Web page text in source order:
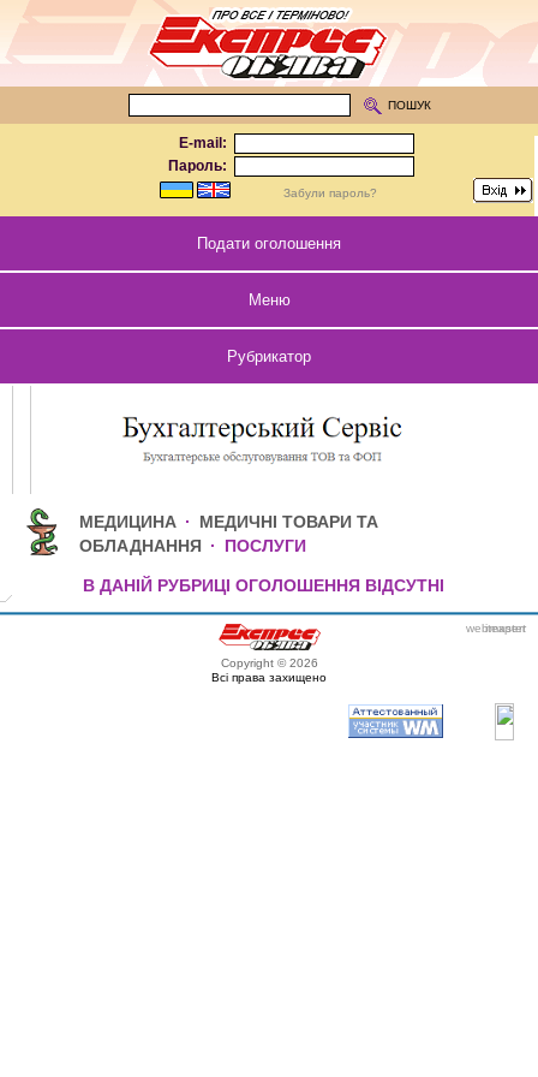
E-mail:
Пароль:
Забули пароль?
ПОШУК
Подати оголошення
Меню
Рубрикатор
МЕДИЦИНА ·
МЕДИЧНІ ТОВАРИ ТА
ОБЛАДНАННЯ · ПОСЛУГИ
В ДАНІЙ РУБРИЦІ ОГОЛОШЕННЯ ВІДСУТНІ
Copyright © 2026
Всі права захищено
webmaster
itexpert